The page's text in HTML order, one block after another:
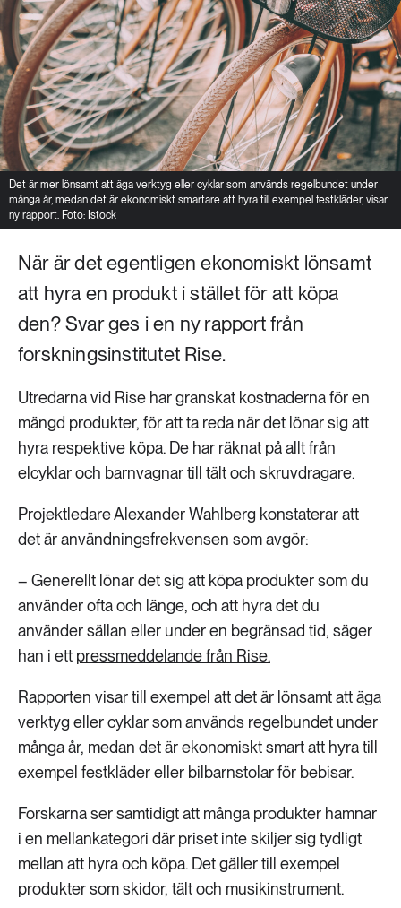
Det är mer lönsamt att äga verktyg eller cyklar som används regelbundet under
många år, medan det är ekonomiskt smartare att hyra till exempel festkläder, visar
ny rapport. Foto: Istock
När är det egentligen ekonomiskt lönsamt
att hyra en produkt i stället för att köpa
den? Svar ges i en ny rapport från
forskningsinstitutet Rise.
Utredarna vid Rise har granskat kostnaderna för en
mängd produkter, för att ta reda när det lönar sig att
hyra respektive köpa. De har räknat på allt från
elcyklar och barnvagnar till tält och skruvdragare.
Projektledare Alexander Wahlberg konstaterar att
det är användningsfrekvensen som avgör:
– Generellt lönar det sig att köpa produkter som du
använder ofta och länge, och att hyra det du
använder sällan eller under en begränsad tid, säger
han i ett pressmeddelande från Rise.
Rapporten visar till exempel att det är lönsamt att äga
verktyg eller cyklar som används regelbundet under
många år, medan det är ekonomiskt smart att hyra till
exempel festkläder eller bilbarnstolar för bebisar.
Forskarna ser samtidigt att många produkter hamnar
i en mellankategori där priset inte skiljer sig tydligt
mellan att hyra och köpa. Det gäller till exempel
produkter som skidor, tält och musikinstrument.